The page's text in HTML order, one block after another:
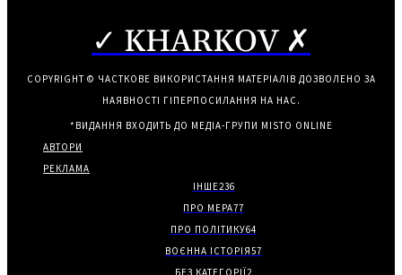
✓ KHARKOV ✗
COPYRIGHT © ЧАСТКОВЕ ВИКОРИСТАННЯ МАТЕРІАЛІВ ДОЗВОЛЕНО ЗА
НАЯВНОСТІ ГІПЕРПОСИЛАННЯ НА НАС.
*ВИДАННЯ ВХОДИТЬ ДО МЕДІА-ГРУПИ MISTO ONLINE
АВТОРИ
РЕКЛАМА
ІНШЕ236
ПРО МЕРА77
ПРО ПОЛІТИКУ64
ВОЄННА ІСТОРІЯ57
БЕЗ КАТЕГОРІЇ2